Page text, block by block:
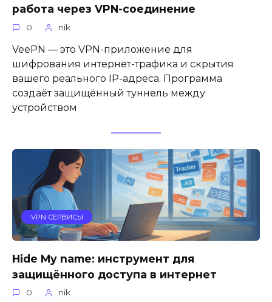
работа через VPN-соединение
0 nik
VeePN — это VPN-приложение для
шифрования интернет-трафика и скрытия
вашего реального IP-адреса. Программа
создаёт защищённый туннель между
устройством
VPN СЕРВИСЫ
Hide My name: инструмент для
защищённого доступа в интернет
0 nik